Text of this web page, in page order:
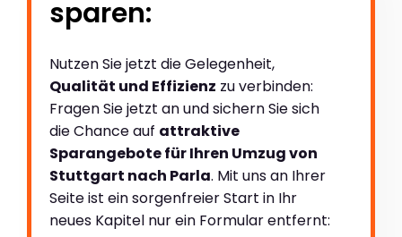
sparen:
Nutzen Sie jetzt die Gelegenheit,
Qualität und Effizienz zu verbinden:
Fragen Sie jetzt an und sichern Sie sich
die Chance auf attraktive
Sparangebote für Ihren Umzug von
Stuttgart nach Parla. Mit uns an Ihrer
Seite ist ein sorgenfreier Start in Ihr
neues Kapitel nur ein Formular entfernt: